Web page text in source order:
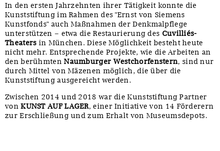
In den ersten Jahrzehnten ihrer Tätigkeit konnte die
Kunststiftung im Rahmen des "Ernst von Siemens
Kunstfonds" auch Maßnahmen der Denkmalpflege
unterstützen – etwa die Restaurierung des Cuvilliés-
Theaters in München. Diese Möglichkeit besteht heute
nicht mehr. Entsprechende Projekte, wie die Arbeiten an
den berühmtenNaumburger Westchorfenstern, sind nur
durch Mittel von Mäzenen möglich, die über die
Kunststiftung ausgereicht werden.
Zwischen 2014 und 2018 war die Kunststiftung Partner
vonKUNST AUF LAGER, einer Initiative von 14 Förderern
zur Erschließung und zum Erhalt von Museumsdepots.